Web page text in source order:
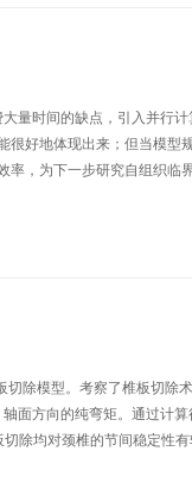
量时间的缺点，引入并行计
好地体现出来；但当模型
，为下一步研究自组织临
除模型。考察了椎板切除
面方向的纯弯矩。通过计
除均对颈椎的节间稳定性